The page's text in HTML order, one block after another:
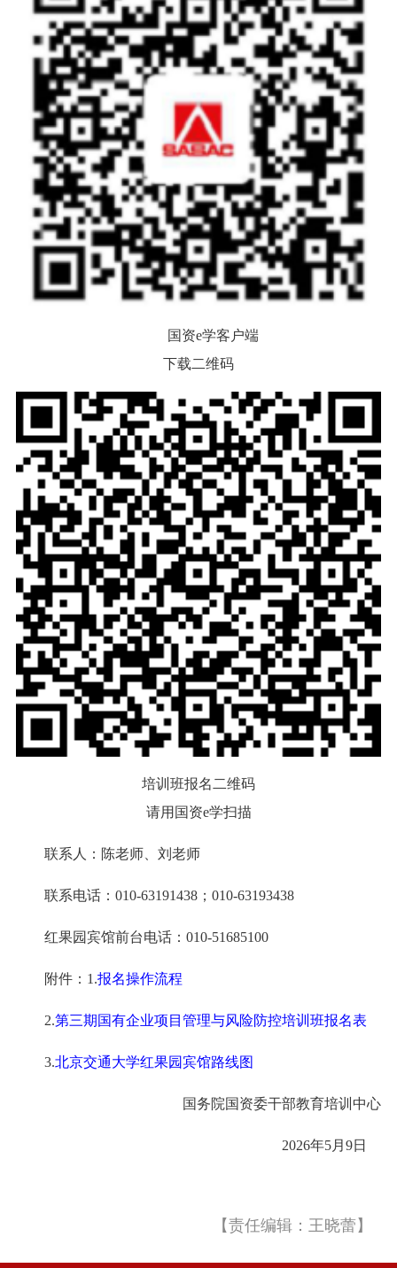
国资e学客户端
下载二维码
培训班报名二维码
请用国资e学扫描
联系人：陈老师、刘老师
联系电话：010-63191438；010-63193438
红果园宾馆前台电话：010-51685100
附件：1.报名操作流程
2.第三期国有企业项目管理与风险防控培训班报名表
3.北京交通大学红果园宾馆路线图
国务院国资委干部教育培训中心
2026年5月9日
【责任编辑：王晓蕾】